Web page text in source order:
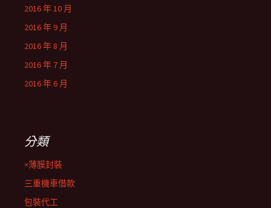
2016 年 10 月
2016 年 9 月
2016 年 8 月
2016 年 7 月
2016 年 6 月
分類
×薄膜封裝
三重機車借款
包裝代工